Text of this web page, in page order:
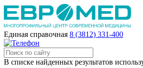
Единая справочная 8 (3812) 331-400
В списке найденных результатов